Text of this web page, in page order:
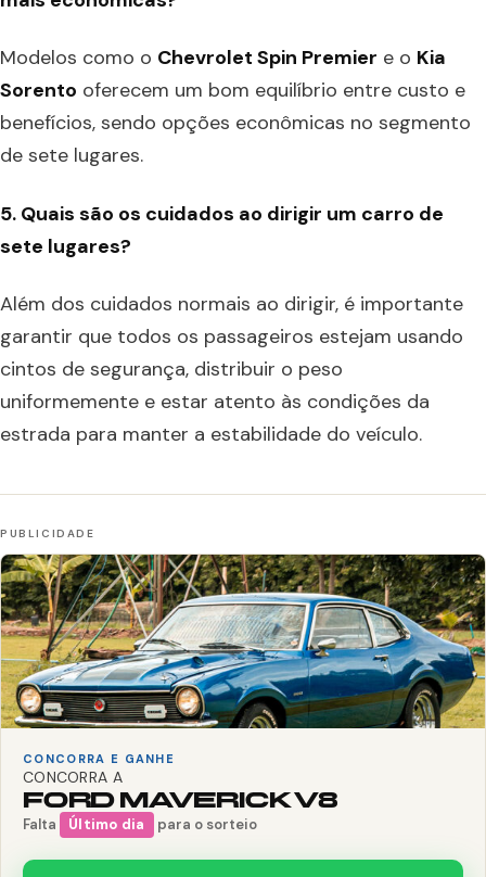
Modelos como o Chevrolet Spin Premier e o Kia
Sorento oferecem um bom equilíbrio entre custo e
benefícios, sendo opções econômicas no segmento
de sete lugares.
5. Quais são os cuidados ao dirigir um carro de
sete lugares?
Além dos cuidados normais ao dirigir, é importante
garantir que todos os passageiros estejam usando
cintos de segurança, distribuir o peso
uniformemente e estar atento às condições da
estrada para manter a estabilidade do veículo.
CONCORRA E GANHE
CONCORRA A
FORD MAVERICK V8
Falta Último dia para o sorteio